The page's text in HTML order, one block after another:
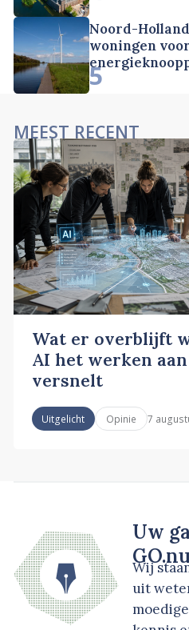
Noord-
woningen
5
MEEST RECENT
Wat er overblijft
AI het werken
versnelt
Uitgelicht Opinie 7
Uw
GO.nu
Wij
uit